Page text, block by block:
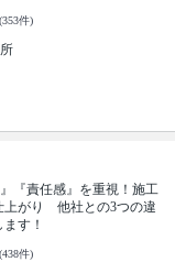
件)
『責任感』を重視！施工
上がり 他社との3つの違
す！
件)